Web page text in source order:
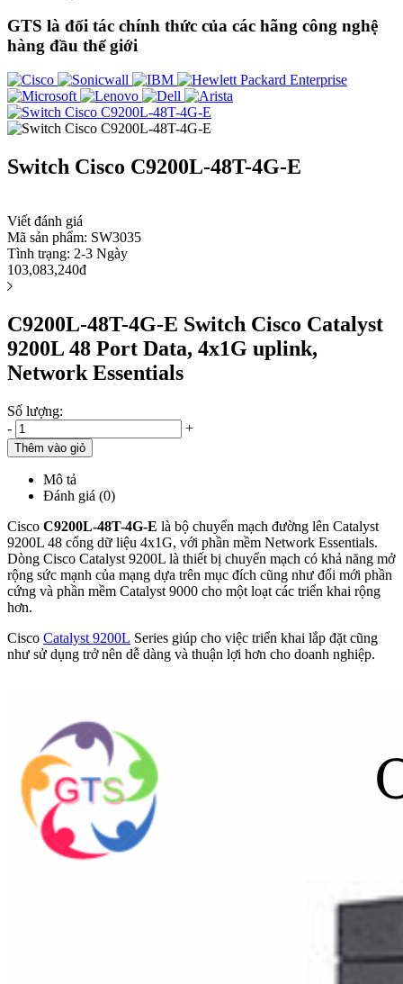
GTS là đối tác chính thức của các hãng công nghệ
hàng đầu thế giới
Switch Cisco C9200L-48T-4G-E
Viết đánh giá
Mã sản phẩm: SW3035
Tình trạng: 2-3 Ngày
103,083,240đ
C9200L-48T-4G-E Switch Cisco Catalyst
9200L 48 Port Data, 4x1G uplink,
Network Essentials
Số lượng:
-
+
Thêm vào giỏ
Mô tả
Đánh giá (0)
Cisco C9200L-48T-4G-E là bộ chuyển mạch đường lên Catalyst
9200L 48 cổng dữ liệu 4x1G, với phần mềm Network Essentials.
Dòng Cisco Catalyst 9200L là thiết bị chuyển mạch có khả năng mở
rộng sức mạnh của mạng dựa trên mục đích cũng như đổi mới phần
cứng và phần mềm Catalyst 9000 cho một loạt các triển khai rộng
hơn.
Cisco Catalyst 9200L Series giúp cho việc triển khai lắp đặt cũng
như sử dụng trở nên dễ dàng và thuận lợi hơn cho doanh nghiệp.